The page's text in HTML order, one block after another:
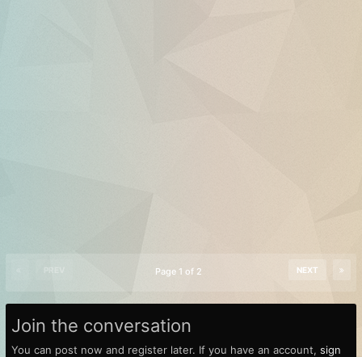
NEXT
Page 1 of 2
Join the conversation
You can post now and register later. If you have an account, sign